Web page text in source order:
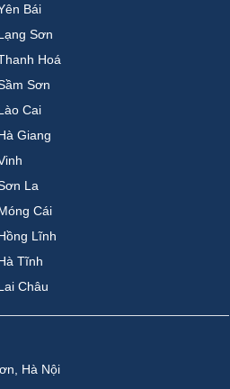
Bái
Sơn
Hoá
Sơn
Cai
Giang
La
Cái
Lĩnh
Tĩnh
Châu
Hà Nội